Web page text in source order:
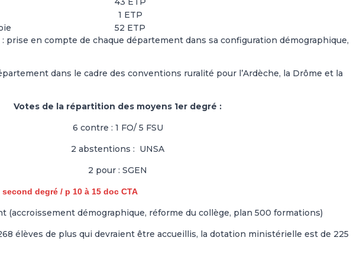
1 ETP
52 ETP
prise en compte de chaque département dans sa configuration démographique,
dans le cadre des conventions ruralité pour l’Ardèche, la Drôme et la
Votes de la répartition des moyens 1er degré :
6 contre : 1 FO/ 5 FSU
2 abstentions : UNSA
2 pour : SGEN
degré / p 10 à 15 doc CTA
(accroissement démographique, réforme du collège, plan 500 formations)
élèves de plus qui devraient être accueillis, la dotation ministérielle est de 225